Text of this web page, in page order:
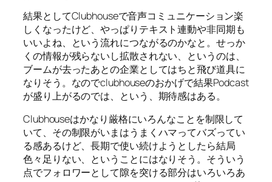
結果としてClubhouseで音声コミュニケーション楽
しくなったけど、やっぱりテキスト連動や非同期も
いいよね、という流れにつながるのかなと。せっか
くの情報が残らないし拡散されない、というのは、
ブームが去ったあとの企業としてはちと飛び道具に
なりそう。なのでclubhouseのおかげで結果Podcast
が盛り上がるのでは、という、期待感はある。
Clubhouseはかなり厳格にいろんなことを制限して
いて、その制限がいまはうまくハマってバズってい
る感あるけど、長期で使い続けようとしたら結局
色々足りない、ということにはなりそう。そういう
点でフォロワーとして隙を突ける部分はいろいろあ